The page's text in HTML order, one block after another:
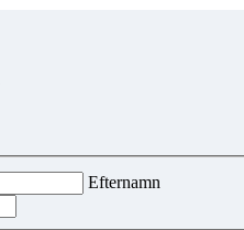
Efternamn